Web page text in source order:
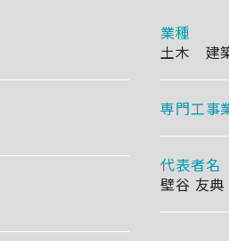
業種
土木
専門工事
代表者名
壁谷 友典